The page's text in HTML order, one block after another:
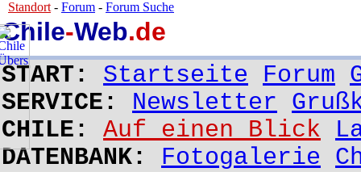
Chile
Chile-Web.de
START: Startseite Forum
SERVICE: Newsletter
CHILE: Auf einen Blick
DATENBANK: Fotogalerie
Standort - Forum - Forum Suche